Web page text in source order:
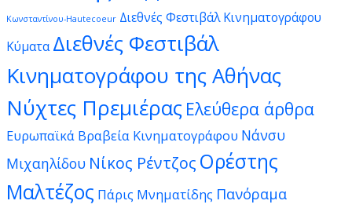
Κωνσταντίνου-Hautecoeur Διεθνές Φεστιβάλ Κινηματογράφου
Κύματα Διεθνές Φεστιβάλ
Κινηματογράφου της Αθήνας
Νύχτες Πρεμιέρας Ελεύθερα άρθρα
Ευρωπαϊκά Βραβεία Κινηματογράφου Νάνσυ
Μιχαηλίδου Νίκος Ρέντζος Ορέστης
Μαλτέζος Πάρις Μνηματίδης Πανόραμα